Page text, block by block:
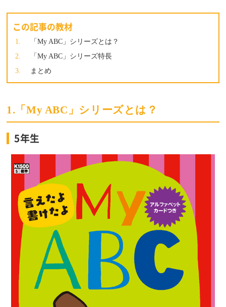
この記事の教材
「My ABC」シリーズとは？
「My ABC」シリーズ特長
まとめ
1.「My ABC」シリーズとは？
5年生